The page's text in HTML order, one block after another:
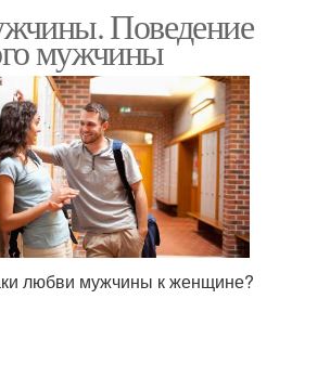
Поведение
мужчины
любви мужчины к женщине?